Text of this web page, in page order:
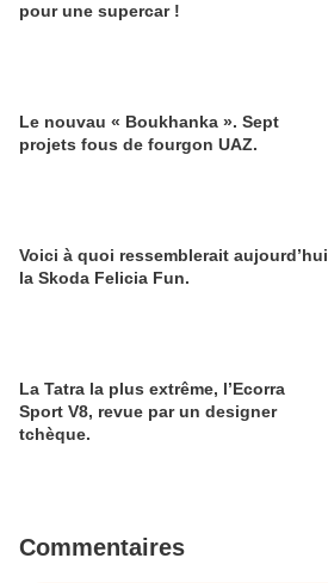
pour une supercar !
Le nouvau « Boukhanka ». Sept
projets fous de fourgon UAZ.
Voici à quoi ressemblerait aujourd’hui
la Skoda Felicia Fun.
La Tatra la plus extrême, l’Ecorra
Sport V8, revue par un designer
tchèque.
Commentaires